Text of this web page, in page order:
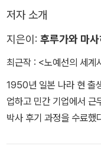
저자 소개
지은이: 후루가와 마
최근작 : <노예선의 세계
1950년 일본 나라 현 출
업하고 민간 기업에서 근
박사 후기 과정을 수료했